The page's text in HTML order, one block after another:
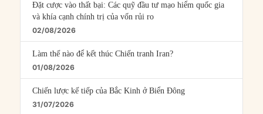
Đặt cược vào thất bại: Các quỹ đầu tư mạo hiểm quốc gia
và khía cạnh chính trị của vốn rủi ro
02/08/2026
Làm thế nào để kết thúc Chiến tranh Iran?
01/08/2026
Chiến lược kế tiếp của Bắc Kinh ở Biển Đông
31/07/2026